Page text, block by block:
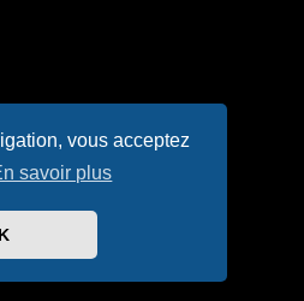
vous acceptez
savoir plus